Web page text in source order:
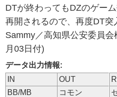
DTが終わってもDZのゲー
再開されるので、再度DT突
Sammy／高知県公安委員
月03日付)
データ出力情報:
IN
OUT
BB/MB
コモン